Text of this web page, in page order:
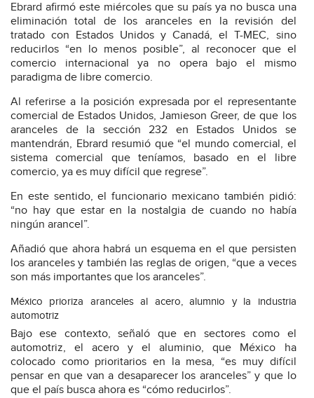
Ebrard afirmó este miércoles que su país ya no busca una
eliminación total de los aranceles en la revisión del
tratado con Estados Unidos y Canadá, el T-MEC, sino
reducirlos “en lo menos posible”, al reconocer que el
comercio internacional ya no opera bajo el mismo
paradigma de libre comercio.
Al referirse a la posición expresada por el representante
comercial de Estados Unidos, Jamieson Greer, de que los
aranceles de la sección 232 en Estados Unidos se
mantendrán, Ebrard resumió que “el mundo comercial, el
sistema comercial que teníamos, basado en el libre
comercio, ya es muy difícil que regrese”.
En este sentido, el funcionario mexicano también pidió:
“no hay que estar en la nostalgia de cuando no había
ningún arancel”.
Añadió que ahora habrá un esquema en el que persisten
los aranceles y también las reglas de origen, “que a veces
son más importantes que los aranceles”.
México prioriza aranceles al acero, alumnio y la industria
automotriz
Bajo ese contexto, señaló que en sectores como el
automotriz, el acero y el aluminio, que México ha
colocado como prioritarios en la mesa, “es muy difícil
pensar en que van a desaparecer los aranceles” y que lo
que el país busca ahora es “cómo reducirlos”.